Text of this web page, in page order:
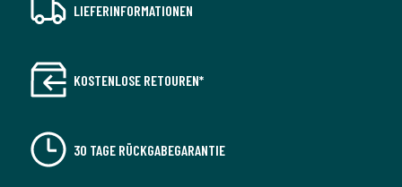
LIEFERINFORMATIONEN
KOSTENLOSE RETOUREN*
30 TAGE RÜCKGABEGARANTIE